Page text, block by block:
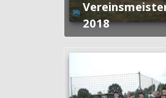
Vereinsmeisterschaft
2018